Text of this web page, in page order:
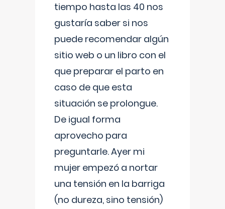
tiempo hasta las 40 nos
gustaría saber si nos
puede recomendar algún
sitio web o un libro con el
que preparar el parto en
caso de que esta
situación se prolongue.
De igual forma
aprovecho para
preguntarle. Ayer mi
mujer empezó a nortar
una tensión en la barriga
(no dureza, sino tensión)